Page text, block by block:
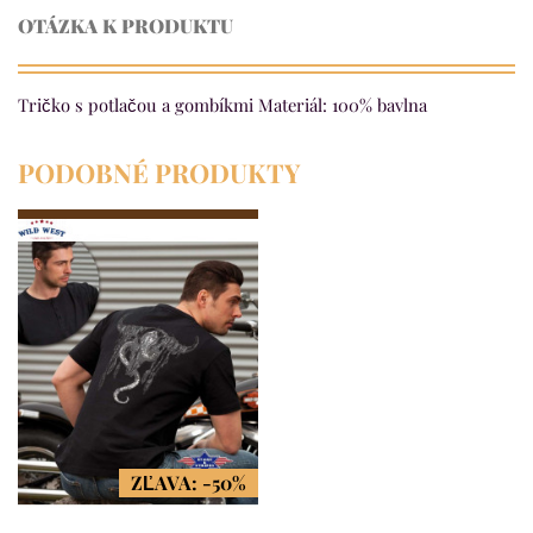
OTÁZKA K PRODUKTU
Tričko s potlačou a gombíkmi Materiál: 100% bavlna
PODOBNÉ PRODUKTY
ZĽAVA: -50%